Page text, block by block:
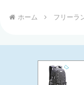
ホーム フリーラ